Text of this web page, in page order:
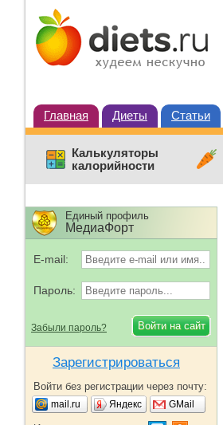
Главная Диеты Статьи
Калькуляторы
калорийности
Единый профиль
МедиаФорт
E-mail:
Пароль:
Забыли пароль?
Зарегистрироваться
Войти без регистрации через почту:
mail.ru Яндекс GMail